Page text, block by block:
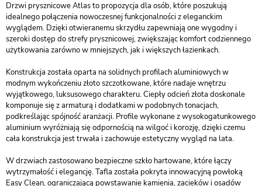
Drzwi prysznicowe Atlas to propozycja dla osób, które poszukują
idealnego połączenia nowoczesnej funkcjonalności z eleganckim
wyglądem. Dzięki otwieranemu skrzydłu zapewniają one wygodny i
szeroki dostęp do strefy prysznicowej, zwiększając komfort codziennego
użytkowania zarówno w mniejszych, jak i większych łazienkach.
Konstrukcja została oparta na solidnych profilach aluminiowych w
modnym wykończeniu złoto szczotkowane, które nadaje wnętrzu
wyjątkowego, luksusowego charakteru. Ciepły odcień złota doskonale
komponuje się z armaturą i dodatkami w podobnych tonacjach,
podkreślając spójność aranżacji. Profile wykonane z wysokogatunkowego
aluminium wyróżniają się odpornością na wilgoć i korozję, dzięki czemu
cała konstrukcja jest trwała i zachowuje estetyczny wygląd na lata.
W drzwiach zastosowano bezpieczne szkło hartowane, które łączy
wytrzymałość i elegancję. Tafla została pokryta innowacyjną powłoką
Easy Clean, ograniczającą powstawanie kamienia, zacieków i osadów